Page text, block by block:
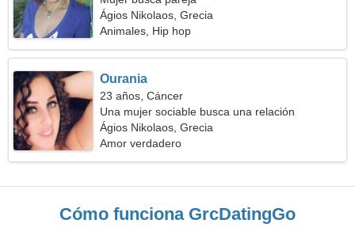
Ágios Nikolaos, Grecia
Animales, Hip hop
Ourania
23 años, Cáncer
Una mujer sociable busca una relación
Ágios Nikolaos, Grecia
Amor verdadero
Cómo funciona GrcDatingGo